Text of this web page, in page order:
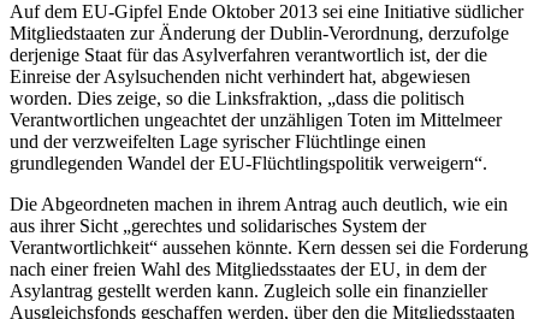
Auf dem EU-Gipfel Ende Oktober 2013 sei eine Initiative südlicher
Mitgliedstaaten zur Änderung derDublin-Verordnung, derzufolge
derjenige Staat für das Asylverfahren verantwortlich ist, der die
Einreise der Asylsuchenden nicht verhindert hat, abgewiesen
worden. Dies zeige, so die Linksfraktion, „dass die politisch
Verantwortlichen ungeachtet der unzähligen Toten im Mittelmeer
und der verzweifelten Lage syrischer Flüchtlinge einen
grundlegenden Wandel der EU-Flüchtlingspolitik verweigern“.
Die Abgeordneten machen in ihrem Antrag auch deutlich, wie ein
aus ihrer Sicht „gerechtes und solidarisches System der
Verantwortlichkeit“ aussehen könnte. Kern dessen sei die Forderung
nach einer freien Wahl des Mitgliedsstaates der EU, in dem der
Asylantrag gestellt werden kann. Zugleich solle ein finanzieller
Ausgleichsfonds geschaffen werden, über den die Mitgliedsstaaten